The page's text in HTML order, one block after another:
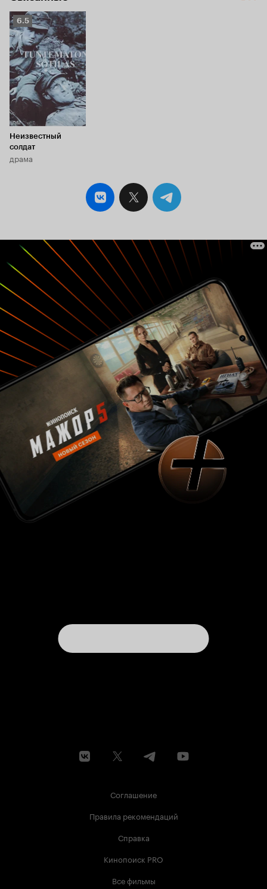
Рейтинг
Кинопоиска
6.5
6.5
Неизвестный
солдат
драма
Соглашение
Правила рекомендаций
Справка
Кинопоиск PRO
Все фильмы